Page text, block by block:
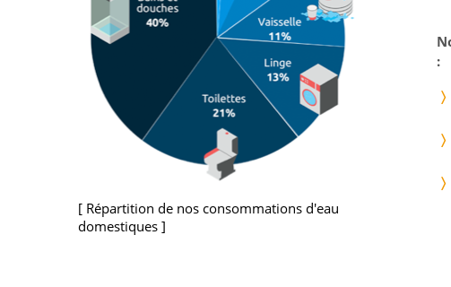
Répartition de nos consommations d'eau
domestiques
: